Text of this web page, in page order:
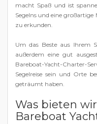
macht Spaß und ist
Segelns und eine
zu erkunden.
Um das Beste aus Ihrem
außerdem eine gut
Bareboat-Yacht-Charter-
Segelreise sein und Orte
geträumt haben.
Was bieten
Bareboat